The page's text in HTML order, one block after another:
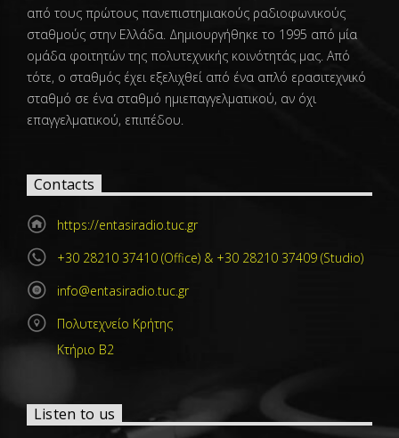
από τους πρώτους πανεπιστημιακούς ραδιοφωνικούς
σταθμούς στην Ελλάδα. Δημιουργήθηκε το 1995 από μία
ομάδα φοιτητών της πολυτεχνικής κοινότητάς μας. Από
τότε, ο σταθμός έχει εξελιχθεί από ένα απλό ερασιτεχνικό
σταθμό σε ένα σταθμό ημιεπαγγελματικού, αν όχι
επαγγελματικού, επιπέδου.
Contacts
https://entasiradio.tuc.gr
+30 28210 37410 (Office) & +30 28210 37409 (Studio)
info@entasiradio.tuc.gr
Πολυτεχνείο Κρήτης
Κτήριο Β2
Listen to us